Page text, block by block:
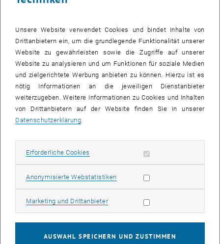
Forschungsplakat (DE)
Endbericht (DE)
Unsere Website verwendet Cookies und bindet Inhalte von
Drittanbietern ein, um die grundlegende Funktionalität unserer
Website zu gewährleisten sowie die Zugriffe auf unserer
Website zu analysieren und um Funktionen für soziale Medien
und zielgerichtete Werbung anbieten zu können. Hierzu ist es
nötig Informationen an die jeweiligen Dienstanbieter
weiterzugeben. Weitere Informationen zu Cookies und Inhalten
von Drittanbietern auf der Website finden Sie in unserer
Datenschutzerklärung
Erforderliche Cookies Erforderliche Cookies zulassen
Anonymisierte WebstatistikenStatistik Cookies zulassen
Marketing und DrittanbieterMarketing Cookies zulassen
AUSWAHL SPEICHERN UND ZUSTIMMEN